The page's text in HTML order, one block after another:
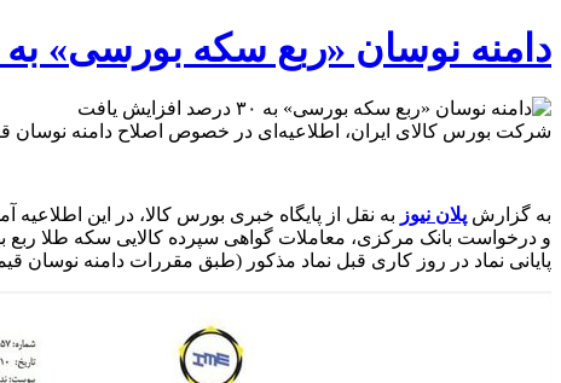
دامنه نوسان «ربع سکه بورسی» به ۳۰ درصد افزایش یافت
شرکت بورس کالای ایران، اطلاعیه‌ای در خصوص اصلاح دامنه نوسان
به گزارش پلان نیوز به نقل از پایگاه خبری بورس کالا، در این اطلاعیه
پایانی نماد در روز کاری قبل نماد مذکور (طبق مقررات دامنه